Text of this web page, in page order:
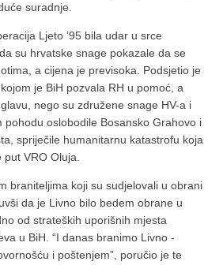
suradnje.
Ljeto ’95 bila udar u srce
su hrvatske snage pokazale da se
a cijena je previsoka. Podsjetio je
je BiH pozvala RH u pomoć, a
nego su združene snage HV-a i
pohodu oslobodile Bosansko Grahovo i
spriječile humanitarnu katastrofu koja
VRO Oluja.
braniteljima koji su sudjelovali u obrani
da je Livno bilo bedem obrane u
od strateških uporišnih mjesta
u BiH. “I danas branimo Livno -
i poštenjem”, poručio je te